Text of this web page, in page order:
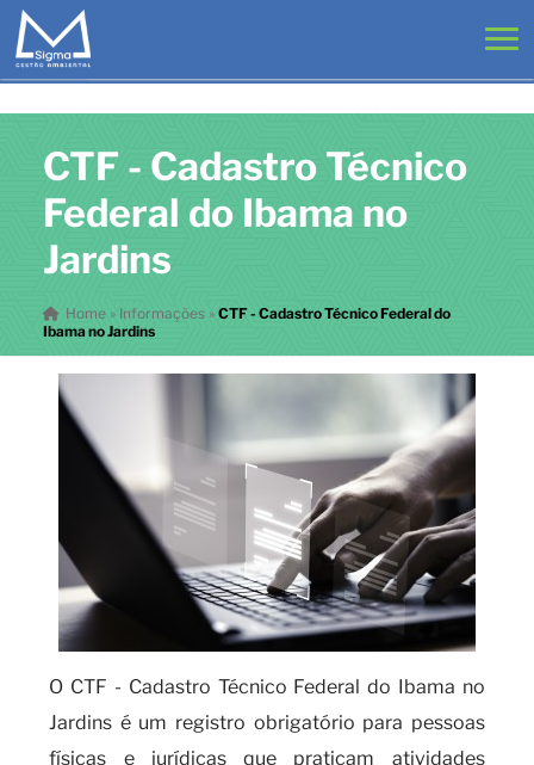
CTF - Cadastro Técnico
Federal do Ibama no
Jardins
Home» Informações » CTF - Cadastro Técnico Federal do
Ibama no Jardins
O CTF - Cadastro Técnico Federal do Ibama no
Jardins é um registro obrigatório para pessoas
físicas e jurídicas que praticam atividades